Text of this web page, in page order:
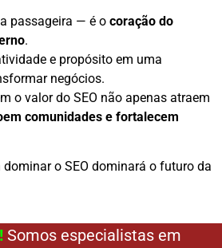
passageira — é o coração do
.
e propósito em uma
negócios.
o valor do SEO não apenas atraem
comunidades e fortalecem
dominar o SEO dominará o futuro da
Somos especialistas em